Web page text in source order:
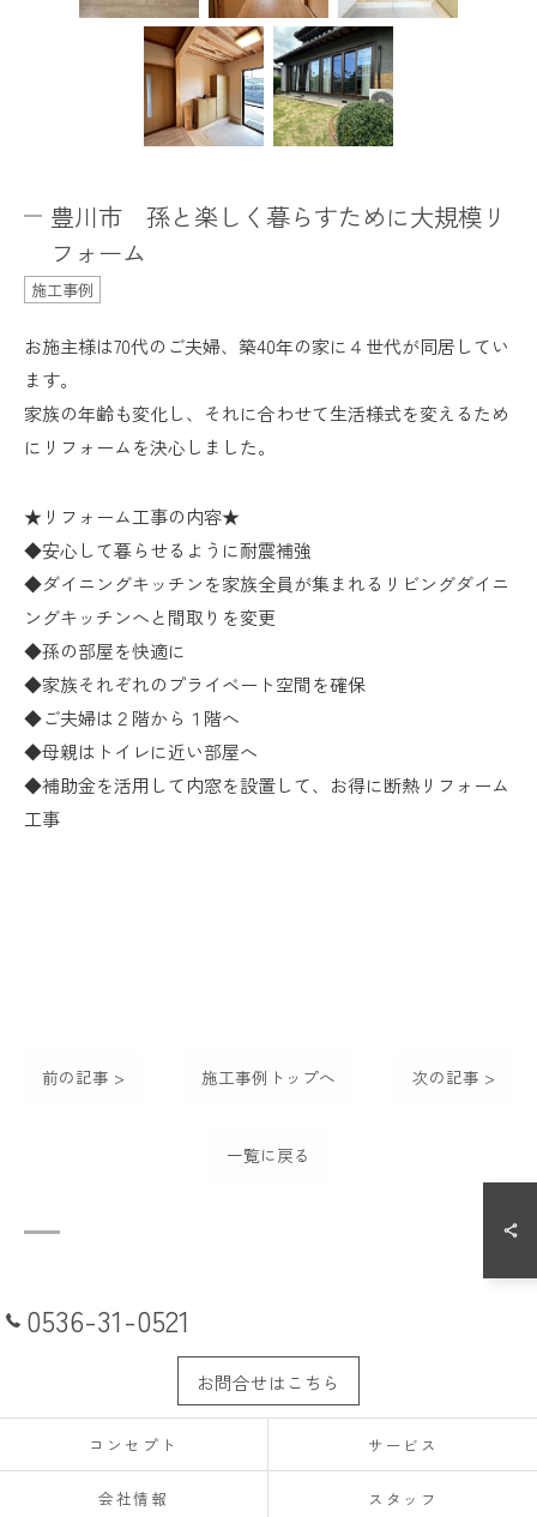
豊川市 孫と楽しく暮らすために大規模リ
フォーム
施工事例
お施主様は70代のご夫婦、築40年の家に４世代が同居してい
ます。
家族の年齢も変化し、それに合わせて生活様式を変えるため
にリフォームを決心しました。
★リフォーム工事の内容★
◆安心して暮らせるように耐震補強
◆ダイニングキッチンを家族全員が集まれるリビングダイニ
ングキッチンへと間取りを変更
◆孫の部屋を快適に
◆家族それぞれのプライベート空間を確保
◆ご夫婦は２階から１階へ
◆母親はトイレに近い部屋へ
◆補助金を活用して内窓を設置して、お得に断熱リフォーム
工事
前の記事 > 施工事例トップへ 次の記事 >
一覧に戻る
0536-31-0521
お問合せはこちら
コンセプト サービス
会社情報 スタッフ